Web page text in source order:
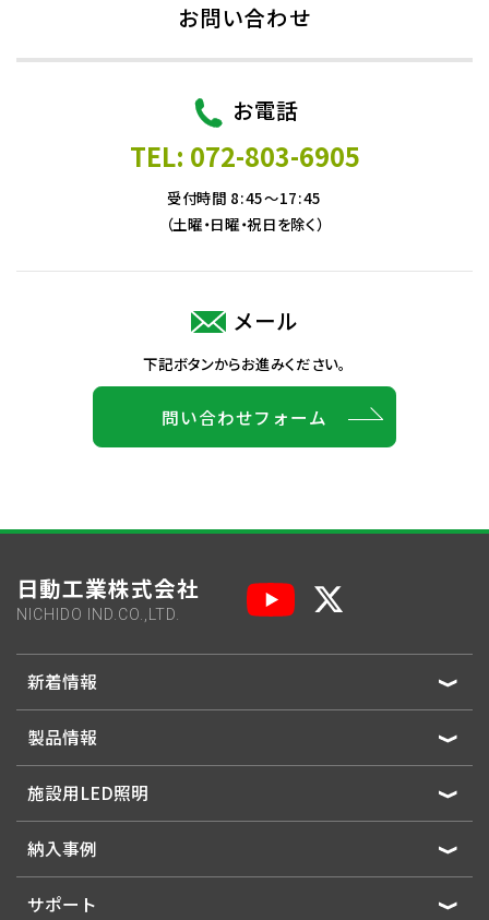
お問い合わせ
お電話
TEL: 072-803-6905
受付時間 8:45～17:45
（土曜・日曜・祝日を除く）
メール
下記ボタンからお進みください。
問い合わせフォーム
日動工業株式会社
NICHIDO IND.CO.,LTD.
新着情報
製品情報
施設用LED照明
納入事例
サポート